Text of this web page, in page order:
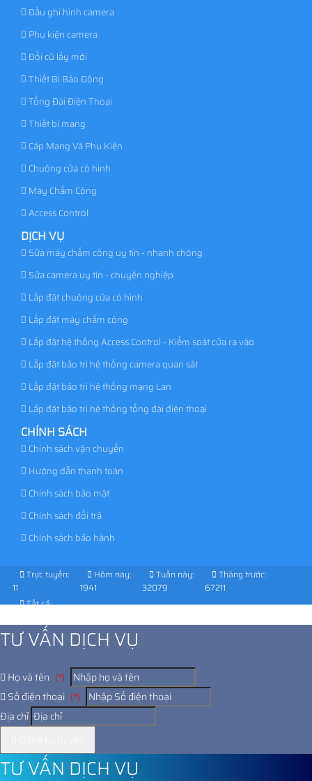
Đầu ghi hình camera
Phụ kiện camera
Đổi cũ lấy mới
Thiết Bị Báo Động
Tổng Đài Điện Thoại
Thiết bị mạng
Cáp Mạng Và Phụ Kiện
Chuông cửa có hình
Máy Chấm Công
Access Control
DỊCH VỤ
Sửa máy chấm công uy tín - nhanh chóng
Sửa camera uy tín - chuyên nghiệp
Lắp đặt chuông cửa có hình
Lắp đặt máy chấm công
Lắp đặt hệ thống Access Control - Kiểm soát cửa ra vào
Lắp đặt bảo trì hệ thống camera quan sát
Lắp đặt bảo trì hệ thống mạng Lan
Lắp đặt bảo trì hệ thống tổng đài điện thoại
CHÍNH SÁCH
Chính sách vận chuyển
Hướng dẫn thanh toán
Chính sách bảo mật
Chính sách đổi trả
Chính sách bảo hành
Trực tuyến:
11
Hôm nay:
1941
Tuần này:
32079
Tháng trước:
67211
Tất cả:
TƯ VẤN DỊCH VỤ
Họ và tên (*)
Số điện thoại (*)
Địa chỉ
TƯ VẤN DỊCH VỤ